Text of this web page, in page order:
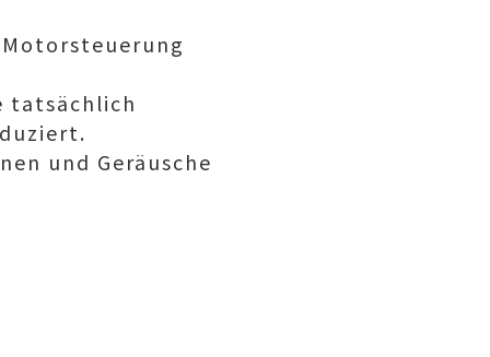
tatsächlich
und Geräusche